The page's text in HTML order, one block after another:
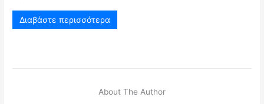
Διαβάστε περισσότερα
About The Author